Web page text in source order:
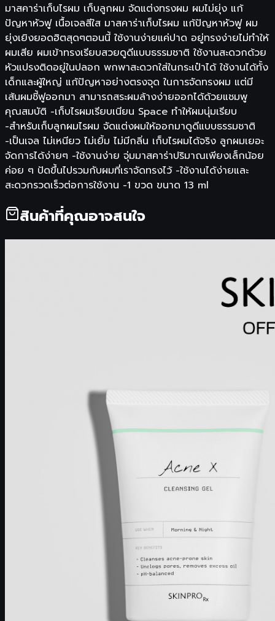
มาสคาร่าเก็บไรผม เก็บลูกผม จัดแต่งทรงผม ผมไม่ยุ่ง แก้
ปัญหาหัวฟู เนื้อเจลสีใส มาสคาร่าเก็บไรผม แก้ปัญหาหัวฟู ผม
ยุ่งเยิงยอดฮิตสุดๆตอนนี้ ใช้งานง่ายแค่ปาด อยู่ทรงง่ายไม่ทำให้
ผมเสีย ผมเข้าทรงเรียบสวยดูดีแบบธรรมชาติ ใช้งานสะดวกด้วย
หัวแปรงติดอยู่ในปลอก พกพาสะดวกใส่ในกระเป๋าได้ ใช้งานได้ทั้ง
เด็กและผู้ใหญ่ แก้ปัญหาอย่างตรงจุด ในการจัดทรงผม แต่มี
เส้นผมชี้ฟูออกมา สามารถสระผมล้างง่ายออกได้ด้วยแชมพู
คุณสมบัติ -เก็บไรผมเรียบเนียน Space ทำให้ผมนุ่มเรียบ
-สำหรับเก็บลูกผมไรผม จัดแต่งผมให้ออกมาดูดีแบบธรรมชาติ
-เป็นเจล ไม่เหนียว ไม่เยิ้ม ไม่มีกลิ่น เก็บไรผมได้จริง ลูกผมเยอะ
จัดการได้ง่ายๆ -ใช้งานง่าย จุ่มมาสคาร่าปริมาณเพียงเล็กน้อย
ค่อย ๆ ปัดขึ้นไปรวมกับผมที่เราจัดทรงไว้ -ใช้งานได้ง่ายและ
สะดวกรวดเร็วต่อการใช้งาน -1 ขวด ขนาด 13 ml
สินค้าที่คุณอาจสนใจ